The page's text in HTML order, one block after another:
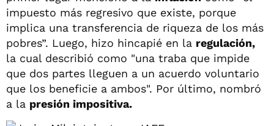
impuesto más regresivo que existe, porque
implica una transferencia de riqueza de los más
pobres”. Luego, hizo hincapié en la regulación,
la cual describió como "una traba que impide
que dos partes lleguen a un acuerdo voluntario
que los beneficie a ambos". Por último, nombró
a la presión impositiva.